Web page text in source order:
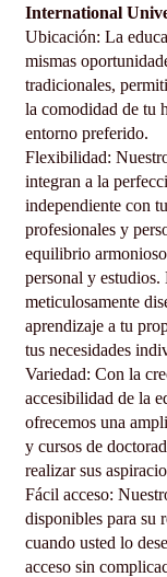
International
Ubicación: La
mismas
tradicionales,
la comodidad de tu
entorno preferido.
Flexibilidad:
integran a la
independiente con
profesionales y
equilibrio
personal y estudios.
meticulosamente
aprendizaje a tu
tus necesidades
Variedad: Con la
accesibilidad de la
ofrecemos una
y cursos de
realizar sus
Fácil acceso:
disponibles para su
cuando usted lo
acceso sin